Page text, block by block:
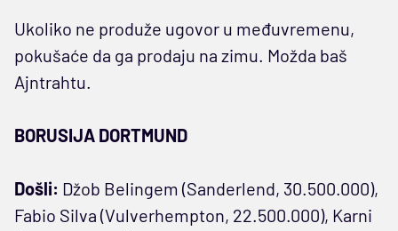
Ukoliko ne produže ugovor u međuvremenu,
pokušaće da ga prodaju na zimu. Možda baš
Ajntrahtu.
BORUSIJA DORTMUND
Došli: Džob Belingem (Sanderlend, 30.500.000),
Fabio Silva (Vulverhempton, 22.500.000), Karni